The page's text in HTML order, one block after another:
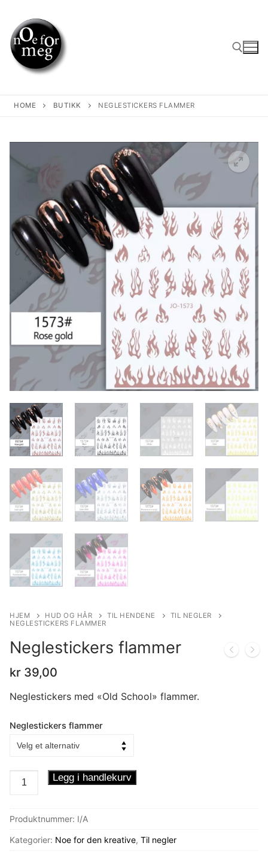
content
HOME BUTIKK NEGLESTICKERS FLAMMER
HJEM HUD OG HÅR TIL HENDENE
TIL NEGLER
NEGLESTICKERS FLAMMER
Neglestickers flammer
kr 39,00
Neglestickers med «Old School» flammer.
Neglestickers flammer
NeglestickersLegg i handlekurv
Produktnummer: I/A
Kategorier: Noe for den kreative, Til negler